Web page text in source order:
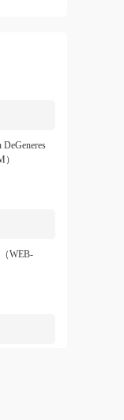
WEB-